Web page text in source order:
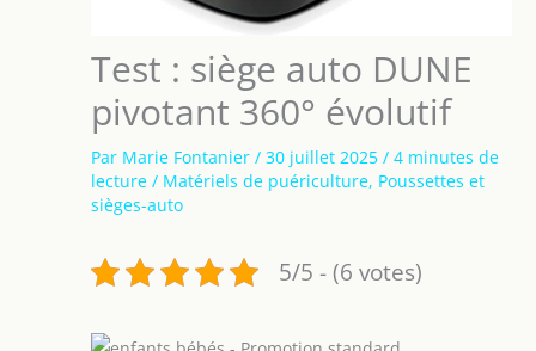
Test : siège auto DUNE
pivotant 360° évolutif
Par Marie Fontanier / 30 juillet 2025 / 4 minutes de
lecture / Matériels de puériculture, Poussettes et
sièges-auto
5/5 - (6 votes)